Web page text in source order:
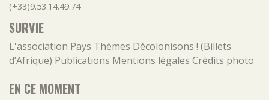
(+33)9.53.14.49.74
SURVIE
L'association Pays Thèmes Décolonisons ! (Billets
d’Afrique) Publications Mentions légales Crédits photo
EN CE MOMENT